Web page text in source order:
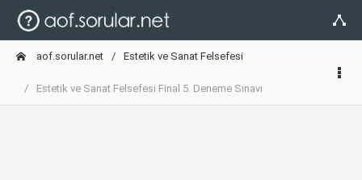
aof.sorular.net Estetik ve Sanat Felsefesi
Estetik ve Sanat Felsefesi Final 5. Deneme Sınavı